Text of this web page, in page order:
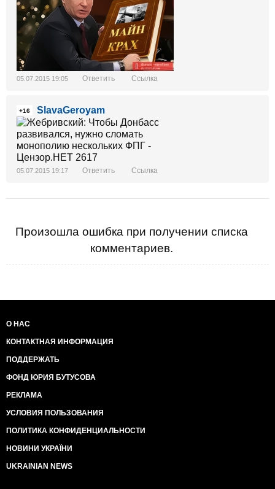
05.07.2015 19:05 Ответить Ссылка
+16 SlavaGeroyam
05.07.2015 19:17 Ответить Ссылка
Произошла ошибка при получении списка
комментариев.
О НАС
КОНТАКТНАЯ ИНФОРМАЦИЯ
ПОДДЕРЖАТЬ
ФОНД ЮРИЯ БУТУСОВА
РЕКЛАМА
УСЛОВИЯ ПОЛЬЗОВАНИЯ
ПОЛИТИКА КОНФИДЕНЦИАЛЬНОСТИ
НОВИНИ УКРАЇНИ
UKRAINIAN NEWS